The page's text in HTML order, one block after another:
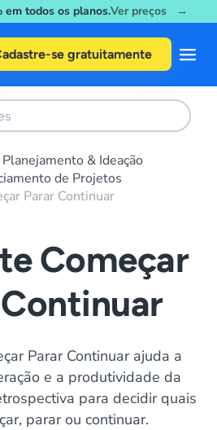
em todos os planos.Ver preços →
se gratuitamente
Planejamento & Ideação
de Projetos
Parar Continuar
Começar
Parar Continuar ajuda a
e a produtividade da
para decidir quais
parar ou continuar.